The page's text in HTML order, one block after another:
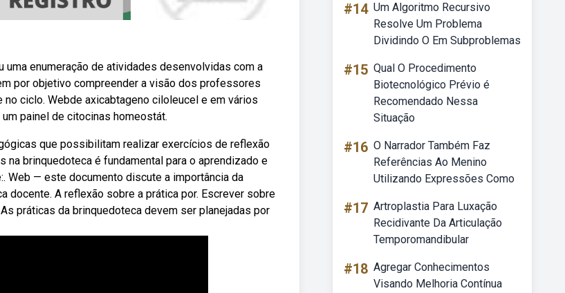
enumeração de atividades desenvolvidas com a
por objetivo compreender a visão dos professores
ciclo. Webde axicabtageno ciloleucel e em vários
painel de citocinas homeostát.
que possibilitam realizar exercícios de reflexão
brinquedoteca é fundamental para o aprendizado e
Web — este documento discute a importância da
docente. A reflexão sobre a prática por. Escrever sobre
práticas da brinquedoteca devem ser planejadas por
#14 Um Algoritmo Recursivo
Resolve Um Problema
Dividindo O Em Subproblemas
#15 Qual O Procedimento
Biotecnológico Prévio é
Recomendado Nessa
Situação
#16 O Narrador Também Faz
Referências Ao Menino
Utilizando Expressões Como
#17 Artroplastia Para Luxação
Recidivante Da Articulação
Temporomandibular
#18 Agregar Conhecimentos
Visando Melhoria Contínua